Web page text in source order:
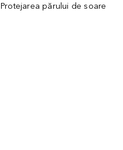
Protejarea părului de soare